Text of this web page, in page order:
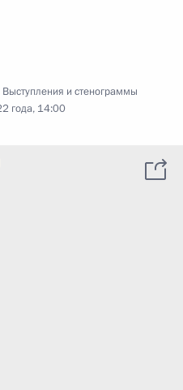
Выступления и стенограммы
года, 14:00